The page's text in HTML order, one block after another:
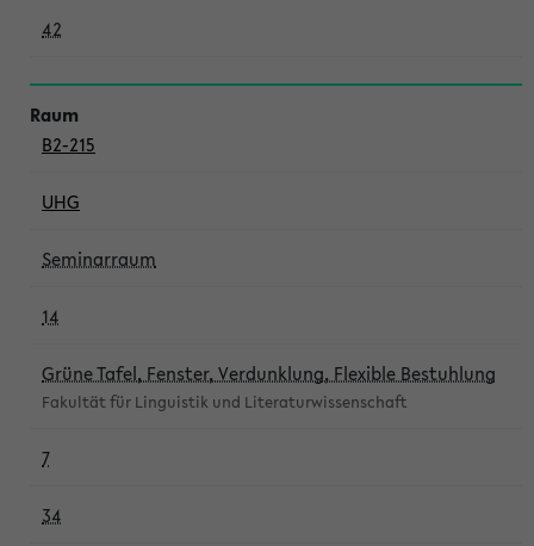
42
B2-215
UHG
Seminarraum
14
Grüne Tafel, Fenster, Verdunklung, Flexible Bestuhlung
Fakultät für Linguistik und Literaturwissenschaft
7
34